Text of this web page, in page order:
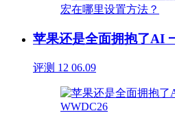
苹果还是全面拥抱了AI
评测 12 06.09